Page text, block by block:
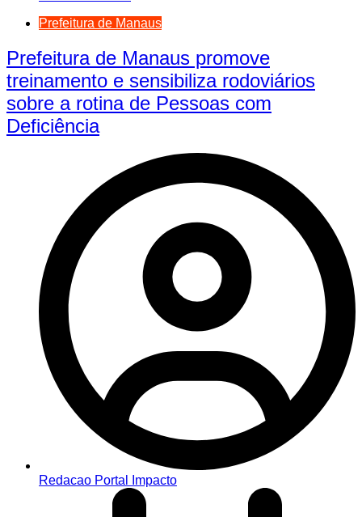
Prefeitura de Manaus
Prefeitura de Manaus promove
treinamento e sensibiliza rodoviários
sobre a rotina de Pessoas com
Deficiência
Redacao Portal Impacto